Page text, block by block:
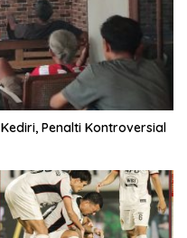
Penalti Kontroversial